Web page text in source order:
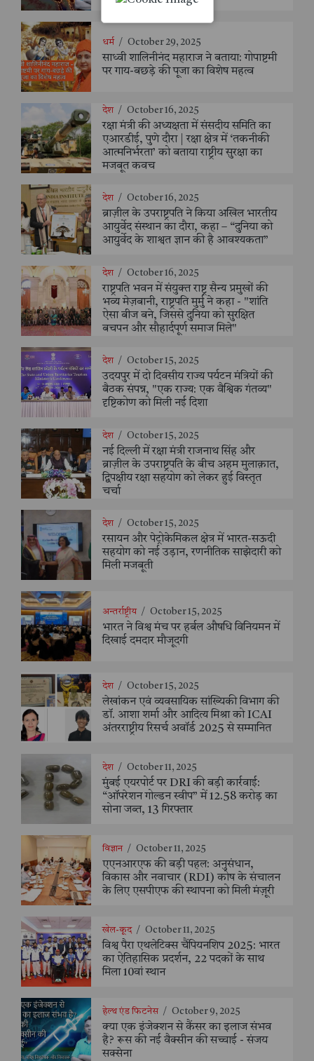
धर्म / October 29, 2025
साध्वी शालिनीनंद महाराज ने बताया: गोपाष्टमी
पर गाय-बछड़े की पूजा का विशेष महत्व
देश / October 16, 2025
रक्षा मंत्री की अध्यक्षता में संसदीय समिति का
एआरडीई, पुणे दौरा | रक्षा क्षेत्र में ‘तकनीकी
आत्मनिर्भरता’ को बताया राष्ट्रीय सुरक्षा का
मजबूत कवच
देश / October 16, 2025
ब्राज़ील के उपराष्ट्रपति ने किया अखिल भारतीय
आयुर्वेद संस्थान का दौरा, कहा – “दुनिया को
आयुर्वेद के शाश्वत ज्ञान की है आवश्यकता”
देश / October 16, 2025
राष्ट्रपति भवन में संयुक्त राष्ट्र सैन्य प्रमुखों की
भव्य मेज़बानी, राष्ट्रपति मुर्मु ने कहा - "शांति
ऐसा बीज बने, जिससे दुनिया को सुरक्षित
बचपन और सौहार्दपूर्ण समाज मिले"
देश / October 15, 2025
उदयपुर में दो दिवसीय राज्य पर्यटन मंत्रियों की
बैठक संपन्न, "एक राज्य: एक वैश्विक गंतव्य"
दृष्टिकोण को मिली नई दिशा
देश / October 15, 2025
नई दिल्ली में रक्षा मंत्री राजनाथ सिंह और
ब्राज़ील के उपराष्ट्रपति के बीच अहम मुलाक़ात,
द्विपक्षीय रक्षा सहयोग को लेकर हुई विस्तृत
चर्चा
देश / October 15, 2025
रसायन और पेट्रोकेमिकल क्षेत्र में भारत-सऊदी
सहयोग को नई उड़ान, रणनीतिक साझेदारी को
मिली मजबूती
अन्तर्राष्ट्रीय / October 15, 2025
भारत ने विश्व मंच पर हर्बल औषधि विनियमन में
दिखाई दमदार मौजूदगी
देश / October 15, 2025
लेखांकन एवं व्यवसायिक सांख्यिकी विभाग की
डॉ. आशा शर्मा और आदित्य मिश्रा को ICAI
अंतरराष्ट्रीय रिसर्च अवॉर्ड 2025 से सम्मानित
देश / October 11, 2025
मुंबई एयरपोर्ट पर DRI की बड़ी कार्रवाई:
“ऑपरेशन गोल्डन स्वीप” में 12.58 करोड़ का
सोना जब्त, 13 गिरफ्तार
विज्ञान / October 11, 2025
एएनआरएफ की बड़ी पहल: अनुसंधान,
विकास और नवाचार (RDI) कोष के संचालन
के लिए एसपीएफ की स्थापना को मिली मंज़ूरी
खेल-कूद / October 11, 2025
विश्व पैरा एथलेटिक्स चैंपियनशिप 2025: भारत
का ऐतिहासिक प्रदर्शन, 22 पदकों के साथ
मिला 10वां स्थान
हेल्थ एंड फिटनेस / October 9, 2025
क्या एक इंजेक्शन से कैंसर का इलाज संभव
है? रूस की नई वैक्सीन की सच्चाई - संजय
सक्सेना